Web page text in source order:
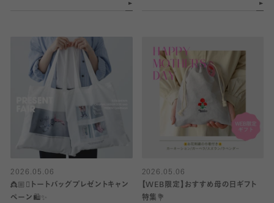
2026.05.06
👸🏼🫯トートバッグプレゼントキャン
ペーン🛍️✨
2026.05.06
【WEB限定】おすすめ母の日ギフト
特集💐